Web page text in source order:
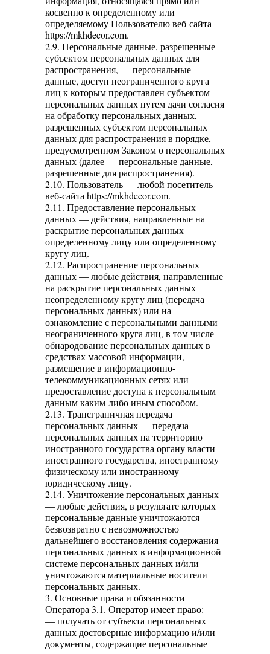
косвенно к определенному или
определяемому Пользователю веб-сайта
https://mkhdecor.com.
2.9. Персональные данные, разрешенные
субъектом персональных данных для
распространения, — персональные
данные, доступ неограниченного круга
лиц к которым предоставлен субъектом
персональных данных путем дачи согласия
на обработку персональных данных,
разрешенных субъектом персональных
данных для распространения в порядке,
предусмотренном Законом о персональных
данных (далее — персональные данные,
разрешенные для распространения).
2.10. Пользователь — любой посетитель
веб-сайта https://mkhdecor.com.
2.11. Предоставление персональных
данных — действия, направленные на
раскрытие персональных данных
определенному лицу или определенному
кругу лиц.
2.12. Распространение персональных
данных — любые действия, направленные
на раскрытие персональных данных
неопределенному кругу лиц (передача
персональных данных) или на
ознакомление с персональными данными
неограниченного круга лиц, в том числе
обнародование персональных данных в
средствах массовой информации,
размещение в информационно-
телекоммуникационных сетях или
предоставление доступа к персональным
данным каким-либо иным способом.
2.13. Трансграничная передача
персональных данных — передача
персональных данных на территорию
иностранного государства органу власти
иностранного государства, иностранному
физическому или иностранному
юридическому лицу.
2.14. Уничтожение персональных данных
— любые действия, в результате которых
персональные данные уничтожаются
безвозвратно с невозможностью
дальнейшего восстановления содержания
персональных данных в информационной
системе персональных данных и/или
уничтожаются материальные носители
персональных данных.
3. Основные права и обязанности
Оператора 3.1. Оператор имеет право:
— получать от субъекта персональных
данных достоверные информацию и/или
документы, содержащие персональные